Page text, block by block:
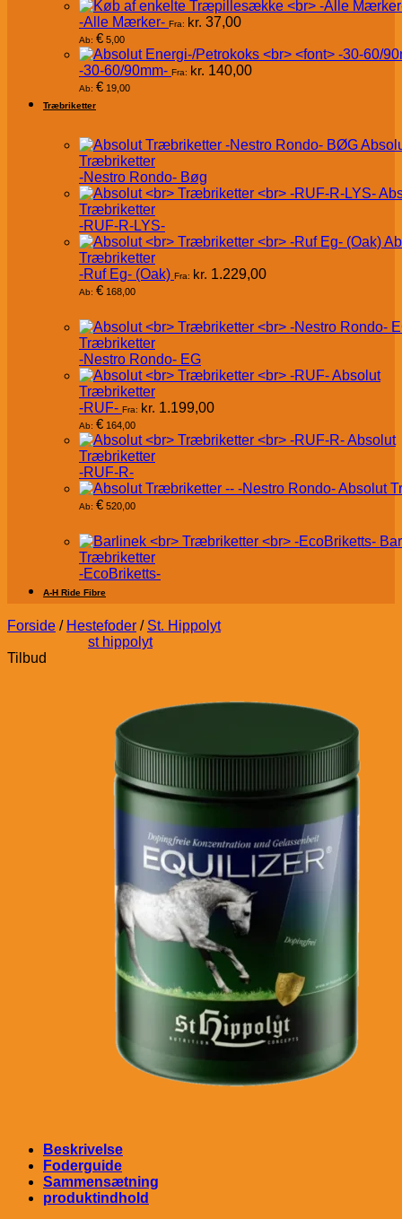
-Alle Mærker- Fra: kr. 37,00
Ab: € 5,00
-30-60/90mm- Fra: kr. 140,00
Ab: € 19,00
Træbriketter
Træbriketter
-Nestro Rondo- Bøg
Træbriketter
-RUF-R-LYS-
Træbriketter
-Ruf Eg- (Oak) Fra: kr. 1.229,00
Ab: € 168,00
Træbriketter
-Nestro Rondo- EG
Absolut
Træbriketter
-RUF- Fra: kr. 1.199,00
Ab: € 164,00
Absolut
Træbriketter
-RUF-R-
Absolut
Ab: € 520,00
Træbriketter
-EcoBriketts-
A-H Ride Fibre
Forside / Hestefoder / St. Hippolyt
st hippolyt
Tilbud
Beskrivelse
Foderguide
Sammensætning
produktindhold